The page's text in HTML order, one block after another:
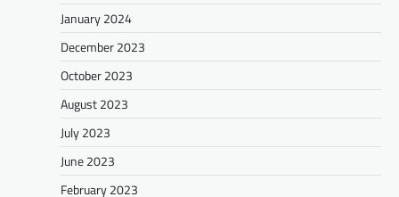
January 2024
December 2023
October 2023
August 2023
July 2023
June 2023
February 2023